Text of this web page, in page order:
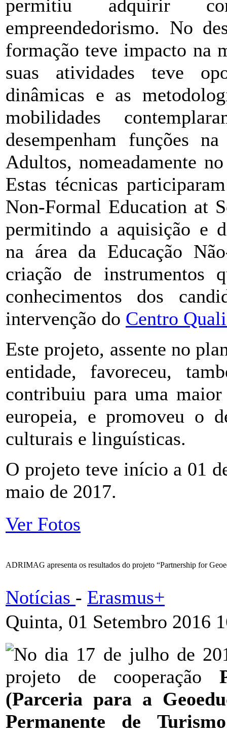
permitiu adquirir
empreendedorismo. No
formação teve impacto na
suas atividades teve
dinâmicas e as
mobilidades
desempenham funções
Adultos, nomeadamente
Estas técnicas
Non-Formal Education at
permitindo a aquisição e
na área da Educação
criação de instrumentos
conhecimentos dos
intervenção do Centro
Este projeto, assente no
entidade, favoreceu,
contribuiu para uma
europeia, e promoveu o
culturais e linguísticas.
O projeto teve início a 01
maio de 2017.
Ver Fotos
ADRIMAG apresenta os resultados do projeto “Partnership for
Notícias - Erasmus+
Quinta, 01 Setembro 2016
No dia 17 de julho de
projeto de cooperação
(Parceria para a
Permanente de